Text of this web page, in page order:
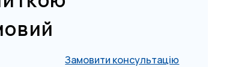
Замовити консультацію